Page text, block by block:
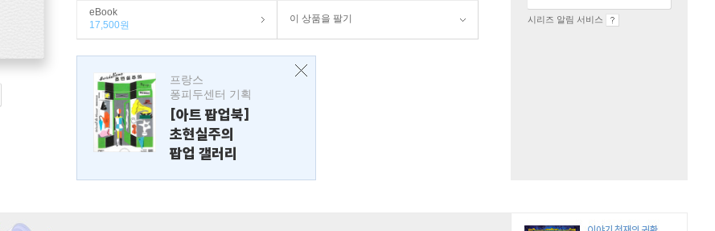
eBook
17,500원
이 상품을 팔기
프랑스
퐁피두센터 기획
[아트 팝업북]
초현실주의
팝업 갤러리
시리즈 알림 서비스